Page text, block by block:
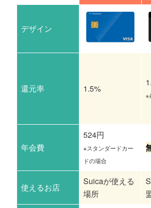
デザイン
還元率 1.5%
※
年会費
524円
※スタンダードカー
ドの場合
使えるお店
Suicaが使える
場所